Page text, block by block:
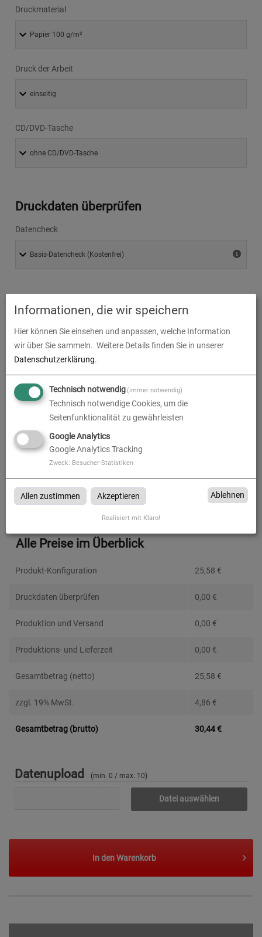
Druckmaterial
Druck der Arbeit
CD/DVD-Tasche
Druckdaten überprüfen
Datencheck
Produktion und Versand
Produktionszeit
Versand
Absenderadresse
Alle Preise im Überblick
Produkt-Konfiguration 25,58 €
Druckdaten überprüfen 0,00 €
Produktion und Versand 0,00 €
Produktions- und Lieferzeit 0,00 €
Gesamtbetrag (netto) 25,58 €
zzgl. 19% MwSt. 4,86 €
Gesamtbetrag (brutto) 30,44€
Datenupload (min. 0 / max. 10)
Datei auswählen
In den Warenkorb
Informationen, die wir speichern
Hier können Sie einsehen und anpassen, welche Information
wir über Sie sammeln. Weitere Details finden Sie in unserer
Datenschutzerklärung.
Technisch notwendig(immer notwendig)
Technisch notwendige Cookies, um die
Seitenfunktionalität zu gewährleisten
Google Analytics
Google Analytics Tracking
Zweck: Besucher-Statistiken
Allen zustimmen Akzeptieren Ablehnen
Realisiert mit Klaro!